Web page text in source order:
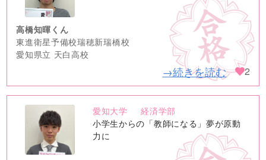
高橋知暉くん
東進衛星予備校瑞穂新瑞橋校
愛知県立 天白高校
→続きを読む 2
no
image
愛知大学
経済学部
小学生からの「教師になる」夢が原動
力に